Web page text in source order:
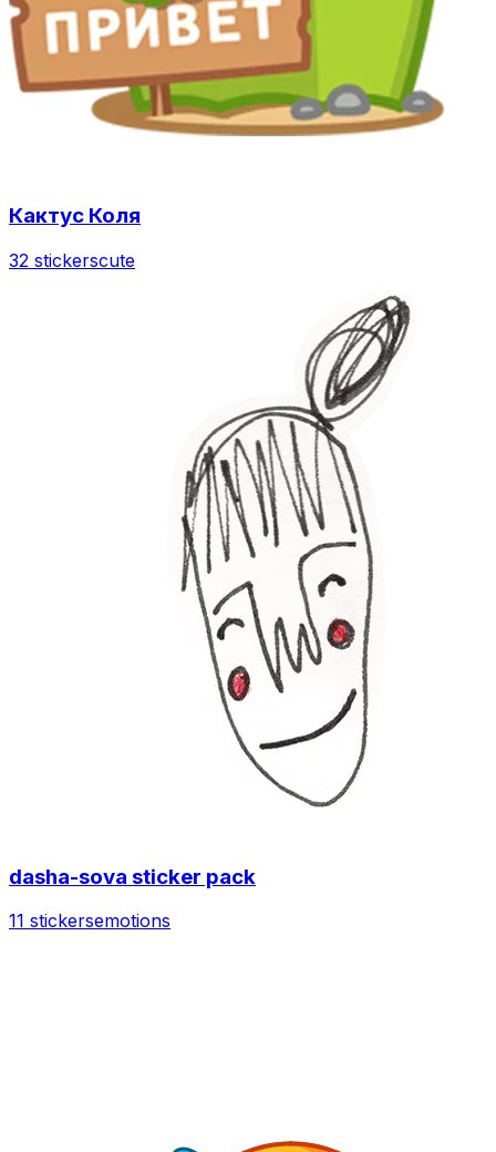
Кактус Коля
32 stickerscute
dasha-sova sticker pack
11 stickersemotions